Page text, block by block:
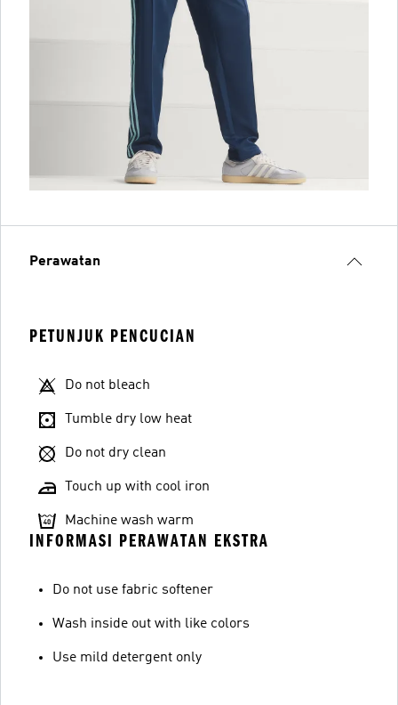
Perawatan
PETUNJUK PENCUCIAN
Do not bleach
Tumble dry low heat
Do not dry clean
Touch up with cool iron
Machine wash warm
INFORMASI PERAWATAN EKSTRA
Do not use fabric softener
Wash inside out with like colors
Use mild detergent only